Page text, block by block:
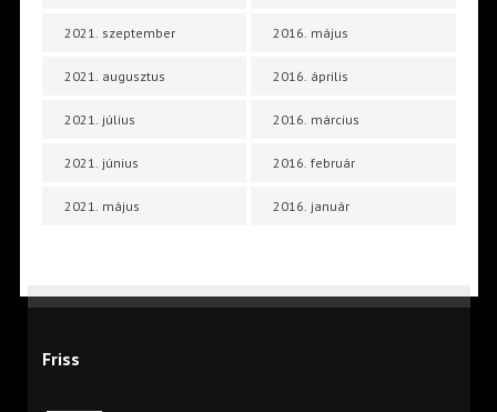
2021. szeptember
2021. augusztus
2021. július
2021. június
2021. május
2016. május
2016. április
2016. március
2016. február
2016. január
Friss